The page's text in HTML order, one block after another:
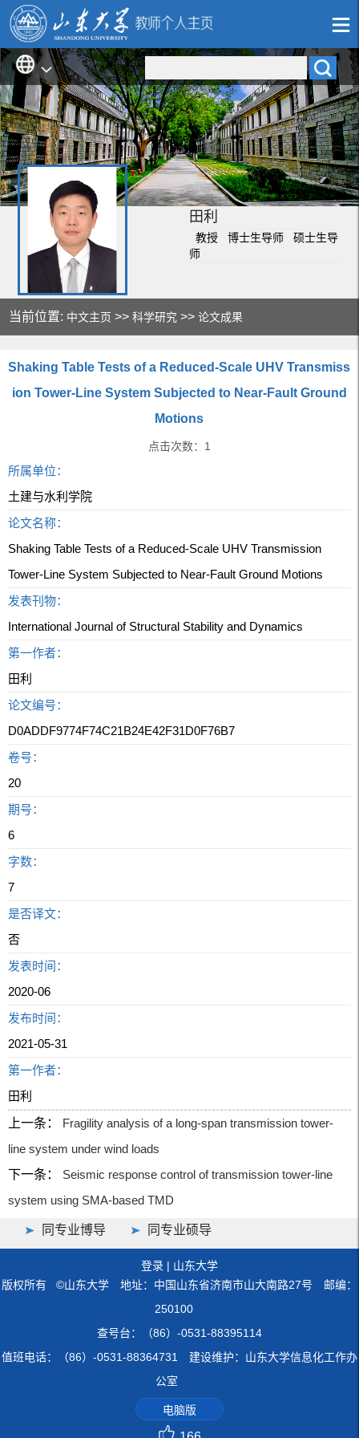
田利
教授 博士生导师 硕士生导
师
当前位置: 中文主页 >>科学研究 >>论文成果
Shaking Table Tests of a Reduced-Scale UHV Transmiss
ion Tower-Line System Subjected to Near-Fault Ground
Motions
点击次数： 1
所属单位：
土建与水利学院
论文名称：
Shaking Table Tests of a Reduced-Scale UHV Transmission
Tower-Line System Subjected to Near-Fault Ground Motions
发表刊物：
International Journal of Structural Stability and Dynamics
第一作者：
田利
论文编号：
D0ADDF9774F74C21B24E42F31D0F76B7
卷号：
20
期号：
6
字数：
7
是否译文：
否
发表时间：
2020-06
发布时间：
2021-05-31
第一作者：
田利
上一条：
Fragility analysis of a long-span transmission tower-
line system under wind loads
下一条：
Seismic response control of transmission tower-line
system using SMA-based TMD
同专业博导 同专业硕导
登录 | 山东大学
版权所有 ©山东大学 地址：中国山东省济南市山大南路27号 邮编：
250100
查号台：（86）-0531-88395114
值班电话：（86）-0531-88364731 建设维护：山东大学信息化工作办
公室
电脑版